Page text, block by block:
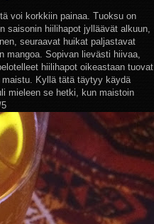
voi korkkiin painaa. Tuoksu on
saisonin hiilihapot jylläävät alkuun,
seuraavat huikat paljastavat
mangoa. Sopivan lievästi hiivaa,
hiilihapot oikeastaan tuovat
maistu. Kyllä tätä täytyy käydä
mieleen se hetki, kun maistoin